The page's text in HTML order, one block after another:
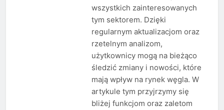
wszystkich zainteresowanych
tym sektorem. Dzięki
regularnym aktualizacjom oraz
rzetelnym analizom,
użytkownicy mogą na bieżąco
śledzić zmiany i nowości, które
mają wpływ na rynek węgla. W
artykule tym przyjrzymy się
bliżej funkcjom oraz zaletom